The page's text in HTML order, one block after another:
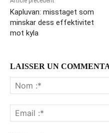
Kapluvan: misstaget som
minskar dess effektivitet
mot kyla
LAISSER UN